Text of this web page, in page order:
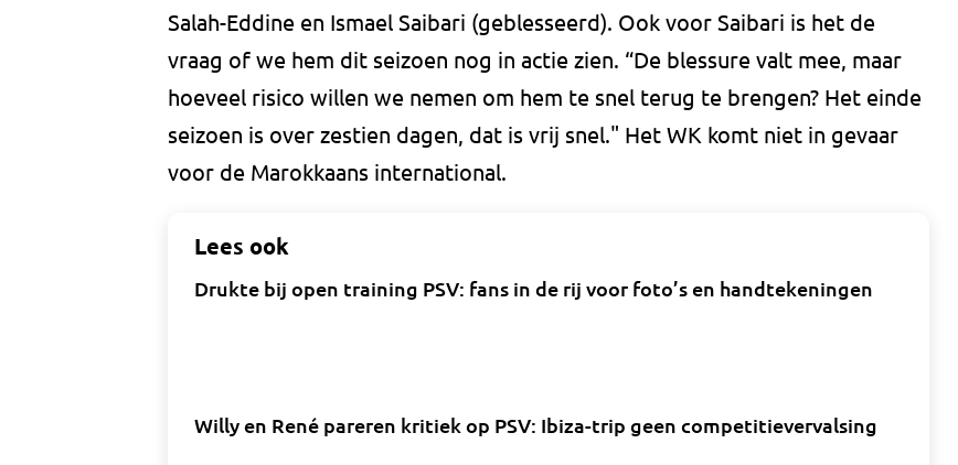
Salah-Eddine en Ismael Saibari (geblesseerd). Ook voor Saibari is het de
vraag of we hem dit seizoen nog in actie zien. “De blessure valt mee, maar
hoeveel risico willen we nemen om hem te snel terug te brengen? Het einde
seizoen is over zestien dagen, dat is vrij snel." Het WK komt niet in gevaar
voor de Marokkaans international.
Lees ook
Drukte bij open training PSV: fans in de rij voor foto’s en handtekeningen
Willy en René pareren kritiek op PSV: Ibiza-trip geen competitievervalsing